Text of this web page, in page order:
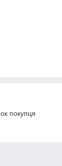
покупця